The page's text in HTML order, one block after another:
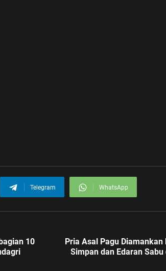
Telegram WhatsApp
10
Pria Asal Pagu
Simpan dan Edaran Sabu